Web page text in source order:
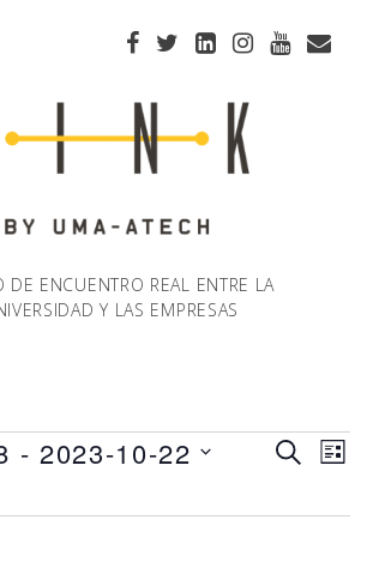
DE ENCUENTRO REAL ENTRE LA
Y LAS EMPRESAS
de
BUSCAR
de
- 2023-10-22